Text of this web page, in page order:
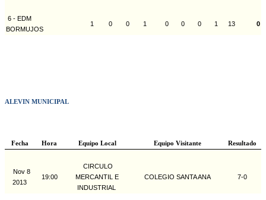
6 - EDM
BORMUJOS
1 0 0 1 0 0 0 1 13 0
ALEVIN MUNICIPAL
Fecha Hora Equipo Local Equipo Visitante Resultado
Nov 8
2013
19:00
CIRCULO
MERCANTIL E
INDUSTRIAL
COLEGIO SANTA ANA 7-0